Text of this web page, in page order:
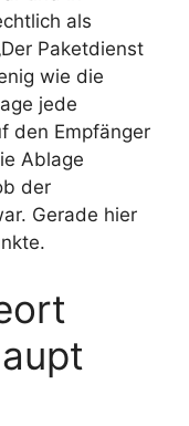
als
Paketdienst
wie die
jede
den Empfänger
Ablage
der
Gerade hier